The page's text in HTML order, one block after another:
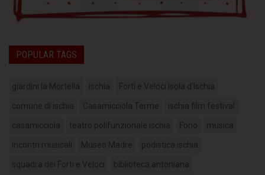
POPULAR TAGS
giardini la Mortella ischia Forti e Veloci Isola d'Ischia
comune di ischia Casamicciola Terme ischia film festival
casamicciola teatro polifunzionale ischia Forio musica
incontri musicali Museo Madre podistica ischia
squadra dei Forti e Veloci biblioteca antoniana